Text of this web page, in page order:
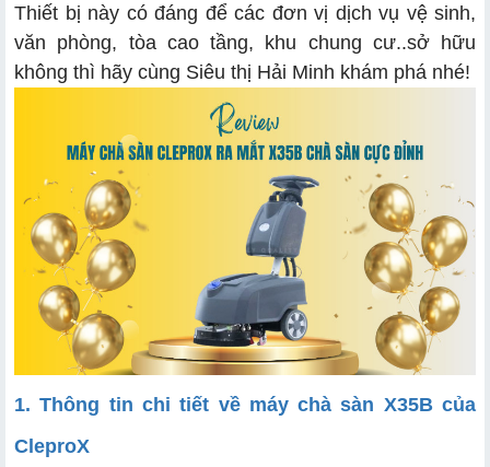
Thiết bị này có đáng để các đơn vị dịch vụ vệ sinh,
văn phòng, tòa cao tầng, khu chung cư..sở hữu
không thì hãy cùng Siêu thị Hải Minh khám phá nhé!
1. Thông tin chi tiết về máy chà sàn X35B của
CleproX